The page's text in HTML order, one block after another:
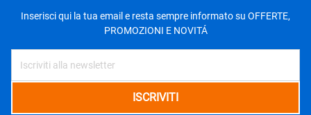
Inserisci qui la tua email e resta sempre informato su OFFERTE,
PROMOZIONI E NOVITÁ